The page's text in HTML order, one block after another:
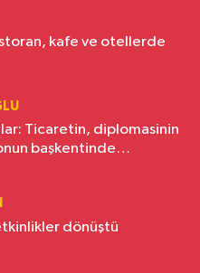
kafe ve otellerde
Ticaretin, diplomasinin
başkentinde
dönüştü